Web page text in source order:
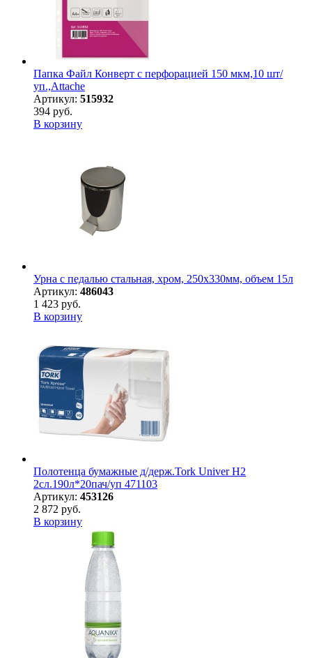
Папка Файл Конверт с перфорацией 150 мкм,10 шт/
уп.,Attache
Артикул: 515932
394 руб.
В корзину
Урна с педалью стальная, хром, 250х330мм, объем 15л
Артикул: 486043
1 423 руб.
В корзину
Полотенца бумажные д/держ.Tork Univer H2
2сл.190л*20пач/уп 471103
Артикул: 453126
2 872 руб.
В корзину